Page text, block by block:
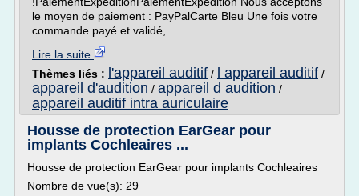
le moyen de paiement : PayPalCarte Bleu Une fois votre
commande payé et validé,...
Lire la suite
Thèmes liés :
l'appareil auditif / l appareil auditif /
appareil d'audition / appareil d audition /
appareil auditif intra auriculaire
Housse de protection EarGear pour
implants Cochleaires ...
Housse de protection EarGear pour implants Cochleaires
Nombre de vue(s): 29